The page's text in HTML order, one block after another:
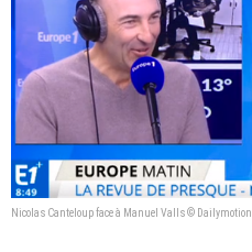
Nicolas Canteloup face à Manuel Valls © Dailymotion